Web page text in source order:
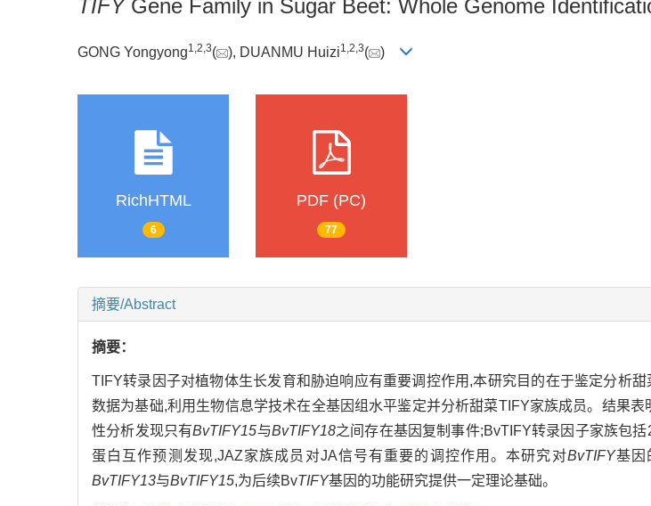
TIFYGene Family in Sugar Beet: Whole Genome
GONG Yongyong1 2 3( ), DUANMU Huizi1 2 3( )
RichHTML
6
PDF (PC)
77
摘要/Abstract
摘要：
TIFY转录因子对植物体生长发育和胁迫响应有重要调控作用,本研究目的在于鉴定分析甜
数据为基础,利用生物信息学技术在全基因组水平鉴定并分析甜菜TIFY家族成员。结果表
性分析发现只有BvTIFY15与BvTIFY18之间存在基因复制事件;BvTIFY转录因子家族包
蛋白互作预测发现,JAZ家族成员对JA信号有重要的调控作用。本研究对BvTIFY基因
BvTIFY13与BvTIFY15,为后续BvTIFY基因的功能研究提供一定理论基础。